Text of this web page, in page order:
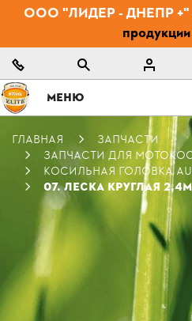
ООО "ЛИДЕР - ДНЕПР +"
МЕНЮ
ГЛАВНАЯ
ЗАПЧАСТИ
ЗАПЧАСТИ ДЛЯ
КОСИЛЬНАЯ ГОЛОВКА
07. ЛЕСКА КРУГЛАЯ